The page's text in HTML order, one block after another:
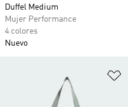
Duffel Medium
Mujer Performance
4 colores
Nuevo